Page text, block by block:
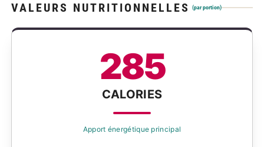
VALEURS NUTRITIONNELLES (par portion)
285
CALORIES
Apport énergétique principal